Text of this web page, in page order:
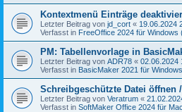
Kontextmenü Einträge
Letzter Beitrag von jd_cort « 19.06.2024
Verfasst in FreeOffice 2024 für Windows
PM: Tabellenvorlage in
Letzter Beitrag von ADR78 « 02.06.2024
Verfasst in BasicMaker 2021 für Windows
Schreibgeschützte Datei öffnen
Letzter Beitrag von Veratrum «
Verfasst in SoftMaker Office 2024 für